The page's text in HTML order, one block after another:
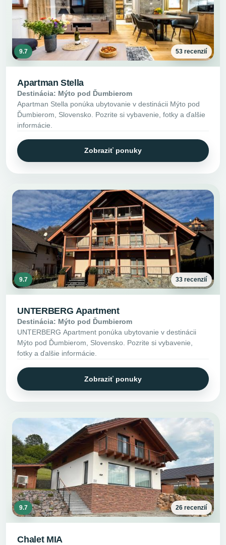
9.7 53 recenzií
Apartman Stella
Destinácia: Mýto pod Ďumbierom
Apartman Stella ponúka ubytovanie v destinácii Mýto pod
Ďumbierom, Slovensko. Pozrite si vybavenie, fotky a ďalšie
informácie.
Zobraziť ponuky
9.7 33 recenzií
UNTERBERG Apartment
Destinácia: Mýto pod Ďumbierom
UNTERBERG Apartment ponúka ubytovanie v destinácii
Mýto pod Ďumbierom, Slovensko. Pozrite si vybavenie,
fotky a ďalšie informácie.
Zobraziť ponuky
9.7 26 recenzií
Chalet MIA